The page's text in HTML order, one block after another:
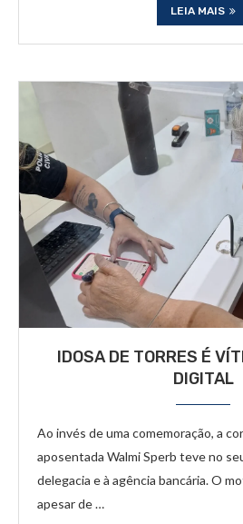
LEIA MAIS
IDOSA DE TORRES É
DIGITAL
Ao invés de uma comemoração, a
aposentada Walmi Sperb teve no
delegacia e à agência bancária. O
apesar de …